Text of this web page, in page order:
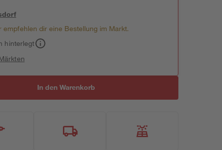
empfehlen dir eine Bestellung im Markt.
hinterlegt
In den Warenkorb